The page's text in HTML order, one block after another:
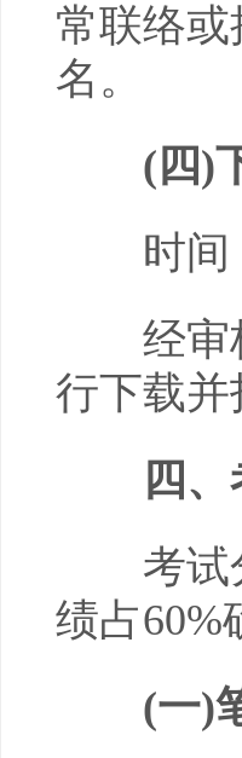
常联络
名。
( 四)
时间：
经审核
行下载
四
考试分
绩占60%
(一)